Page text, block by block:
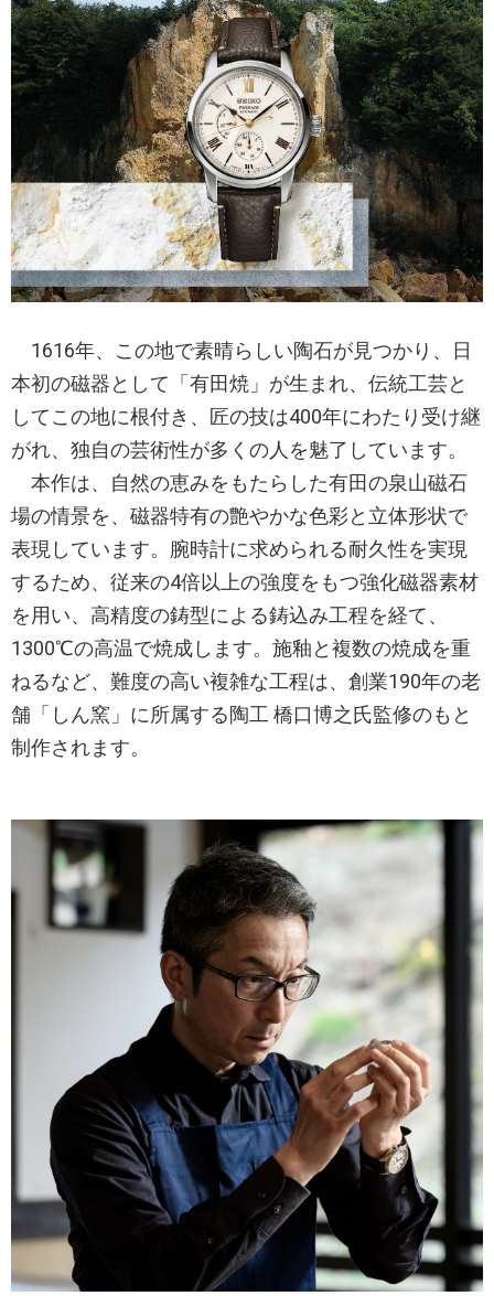
1616年、この地で素晴らしい陶石が見つかり、日
本初の磁器として「有田焼」が生まれ、伝統工芸と
してこの地に根付き、匠の技は400年にわたり受け継
がれ、独自の芸術性が多くの人を魅了しています。
本作は、自然の恵みをもたらした有田の泉山磁石
場の情景を、磁器特有の艶やかな色彩と立体形状で
表現しています。腕時計に求められる耐久性を実現
するため、従来の4倍以上の強度をもつ強化磁器素材
を用い、高精度の鋳型による鋳込み工程を経て、
1300℃の高温で焼成します。施釉と複数の焼成を重
ねるなど、難度の高い複雑な工程は、創業190年の老
舗「しん窯」に所属する陶工 橋口博之氏監修のもと
制作されます。